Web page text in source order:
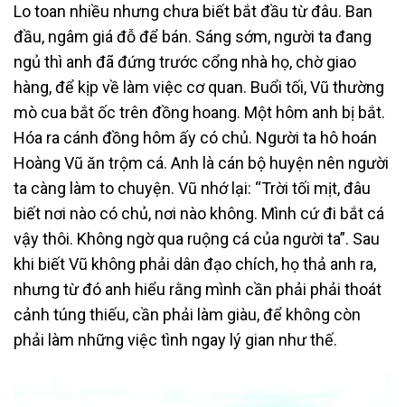
Lo toan nhiều nhưng chưa biết bắt đầu từ đâu. Ban
đầu, ngâm giá đỗ để bán. Sáng sớm, người ta đang
ngủ thì anh đã đứng trước cổng nhà họ, chờ giao
hàng, để kịp về làm việc cơ quan. Buổi tối, Vũ thường
mò cua bắt ốc trên đồng hoang. Một hôm anh bị bắt.
Hóa ra cánh đồng hôm ấy có chủ. Người ta hô hoán
Hoàng Vũ ăn trộm cá. Anh là cán bộ huyện nên người
ta càng làm to chuyện. Vũ nhớ lại: “Trời tối mịt, đâu
biết nơi nào có chủ, nơi nào không. Mình cứ đi bắt cá
vậy thôi. Không ngờ qua ruộng cá của người ta”. Sau
khi biết Vũ không phải dân đạo chích, họ thả anh ra,
nhưng từ đó anh hiểu rằng mình cần phải phải thoát
cảnh túng thiếu, cần phải làm giàu, để không còn
phải làm những việc tình ngay lý gian như thế.